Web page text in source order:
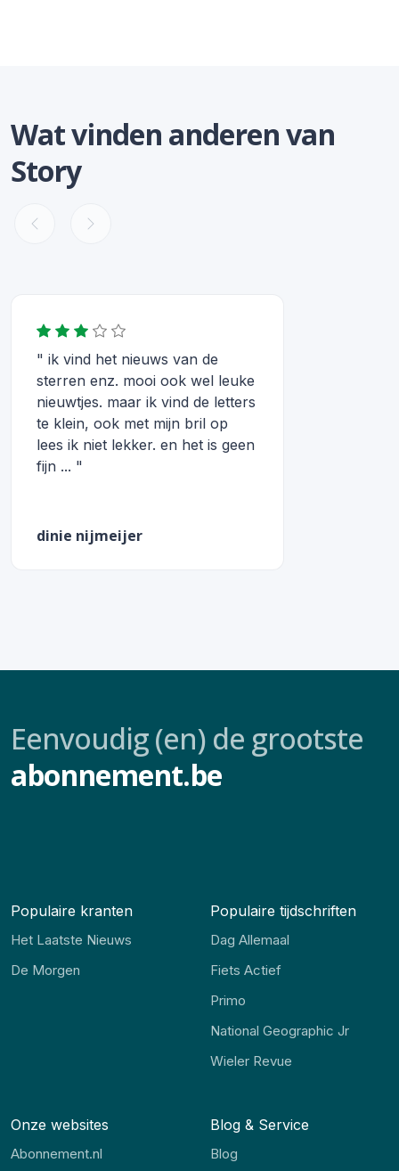
Wat vinden anderen van
Story
" ik vind het nieuws van de
sterren enz. mooi ook wel leuke
nieuwtjes. maar ik vind de letters
te klein, ook met mijn bril op
lees ik niet lekker. en het is geen
fijn ... "
dinie nijmeijer
Eenvoudig (en) de grootste
abonnement.be
Populaire kranten
Het Laatste Nieuws
De Morgen
Populaire tijdschriften
Dag Allemaal
Fiets Actief
Primo
National Geographic Jr
Wieler Revue
Onze websites
Abonnement.nl
Blog & Service
Blog